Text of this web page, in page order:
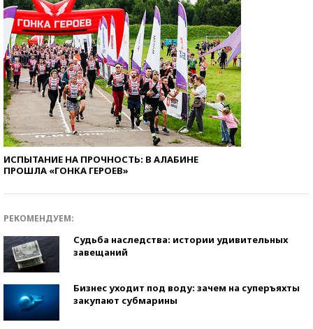
ИСПЫТАНИЕ НА ПРОЧНОСТЬ: В АЛАБИНЕ
ПРОШЛА «ГОНКА ГЕРОЕВ»
РЕКОМЕНДУЕМ:
Судьба наследства: истории удивительных
завещаний
Бизнес уходит под воду: зачем на суперъяхты
закупают субмарины